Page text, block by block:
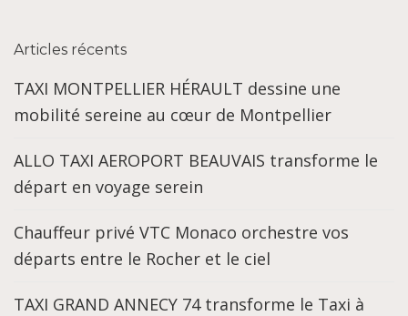
Articles récents
TAXI MONTPELLIER HÉRAULT dessine une
mobilité sereine au cœur de Montpellier
ALLO TAXI AEROPORT BEAUVAIS transforme le
départ en voyage serein
Chauffeur privé VTC Monaco orchestre vos
départs entre le Rocher et le ciel
TAXI GRAND ANNECY 74 transforme le Taxi à